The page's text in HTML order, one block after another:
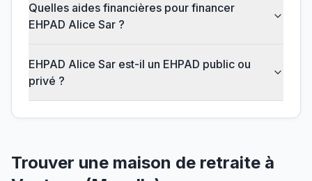
Quelles aides financières pour financer
EHPAD Alice Sar ?
EHPAD Alice Sar est-il un EHPAD public ou
privé ?
Trouver une maison de retraite à